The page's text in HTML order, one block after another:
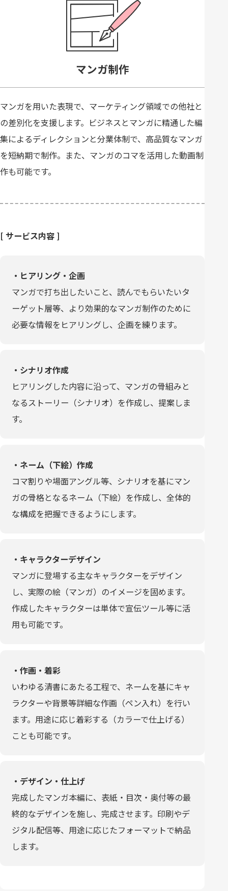
マンガ制作
マンガを用いた表現で、マーケティング領域での他社と
の差別化を支援します。ビジネスとマンガに精通した編
集によるディレクションと分業体制で、高品質なマンガ
を短納期で制作。また、マンガのコマを活用した動画制
作も可能です。
[ サービス内容 ]
・ヒアリング・企画
マンガで打ち出したいこと、読んでもらいたいタ
ーゲット層等、より効果的なマンガ制作のために
必要な情報をヒアリングし、企画を練ります。
・シナリオ作成
ヒアリングした内容に沿って、マンガの骨組みと
なるストーリー（シナリオ）を作成し、提案しま
す。
・ネーム（下絵）作成
コマ割りや場面アングル等、シナリオを基にマン
ガの骨格となるネーム（下絵）を作成し、全体的
な構成を把握できるようにします。
・キャラクターデザイン
マンガに登場する主なキャラクターをデザイン
し、実際の絵（マンガ）のイメージを固めます。
作成したキャラクターは単体で宣伝ツール等に活
用も可能です。
・作画・着彩
いわゆる清書にあたる工程で、ネームを基にキャ
ラクターや背景等詳細な作画（ペン入れ）を行い
ます。用途に応じ着彩する（カラーで仕上げる）
ことも可能です。
・デザイン・仕上げ
完成したマンガ本編に、表紙・目次・奥付等の最
終的なデザインを施し、完成させます。印刷やデ
ジタル配信等、用途に応じたフォーマットで納品
します。